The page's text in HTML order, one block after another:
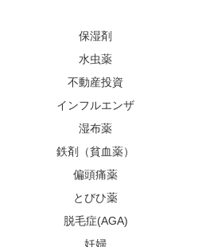
保湿剤
水虫薬
不動産投資
インフルエンザ
湿布薬
鉄剤（貧血薬）
偏頭痛薬
とびひ薬
脱毛症(AGA)
妊婦